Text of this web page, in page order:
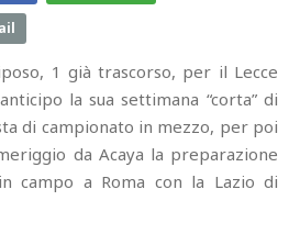
1 già trascorso, per il Lecce
la sua settimana “corta” di
di campionato in mezzo, per poi
da Acaya la preparazione
campo a Roma con la Lazio di